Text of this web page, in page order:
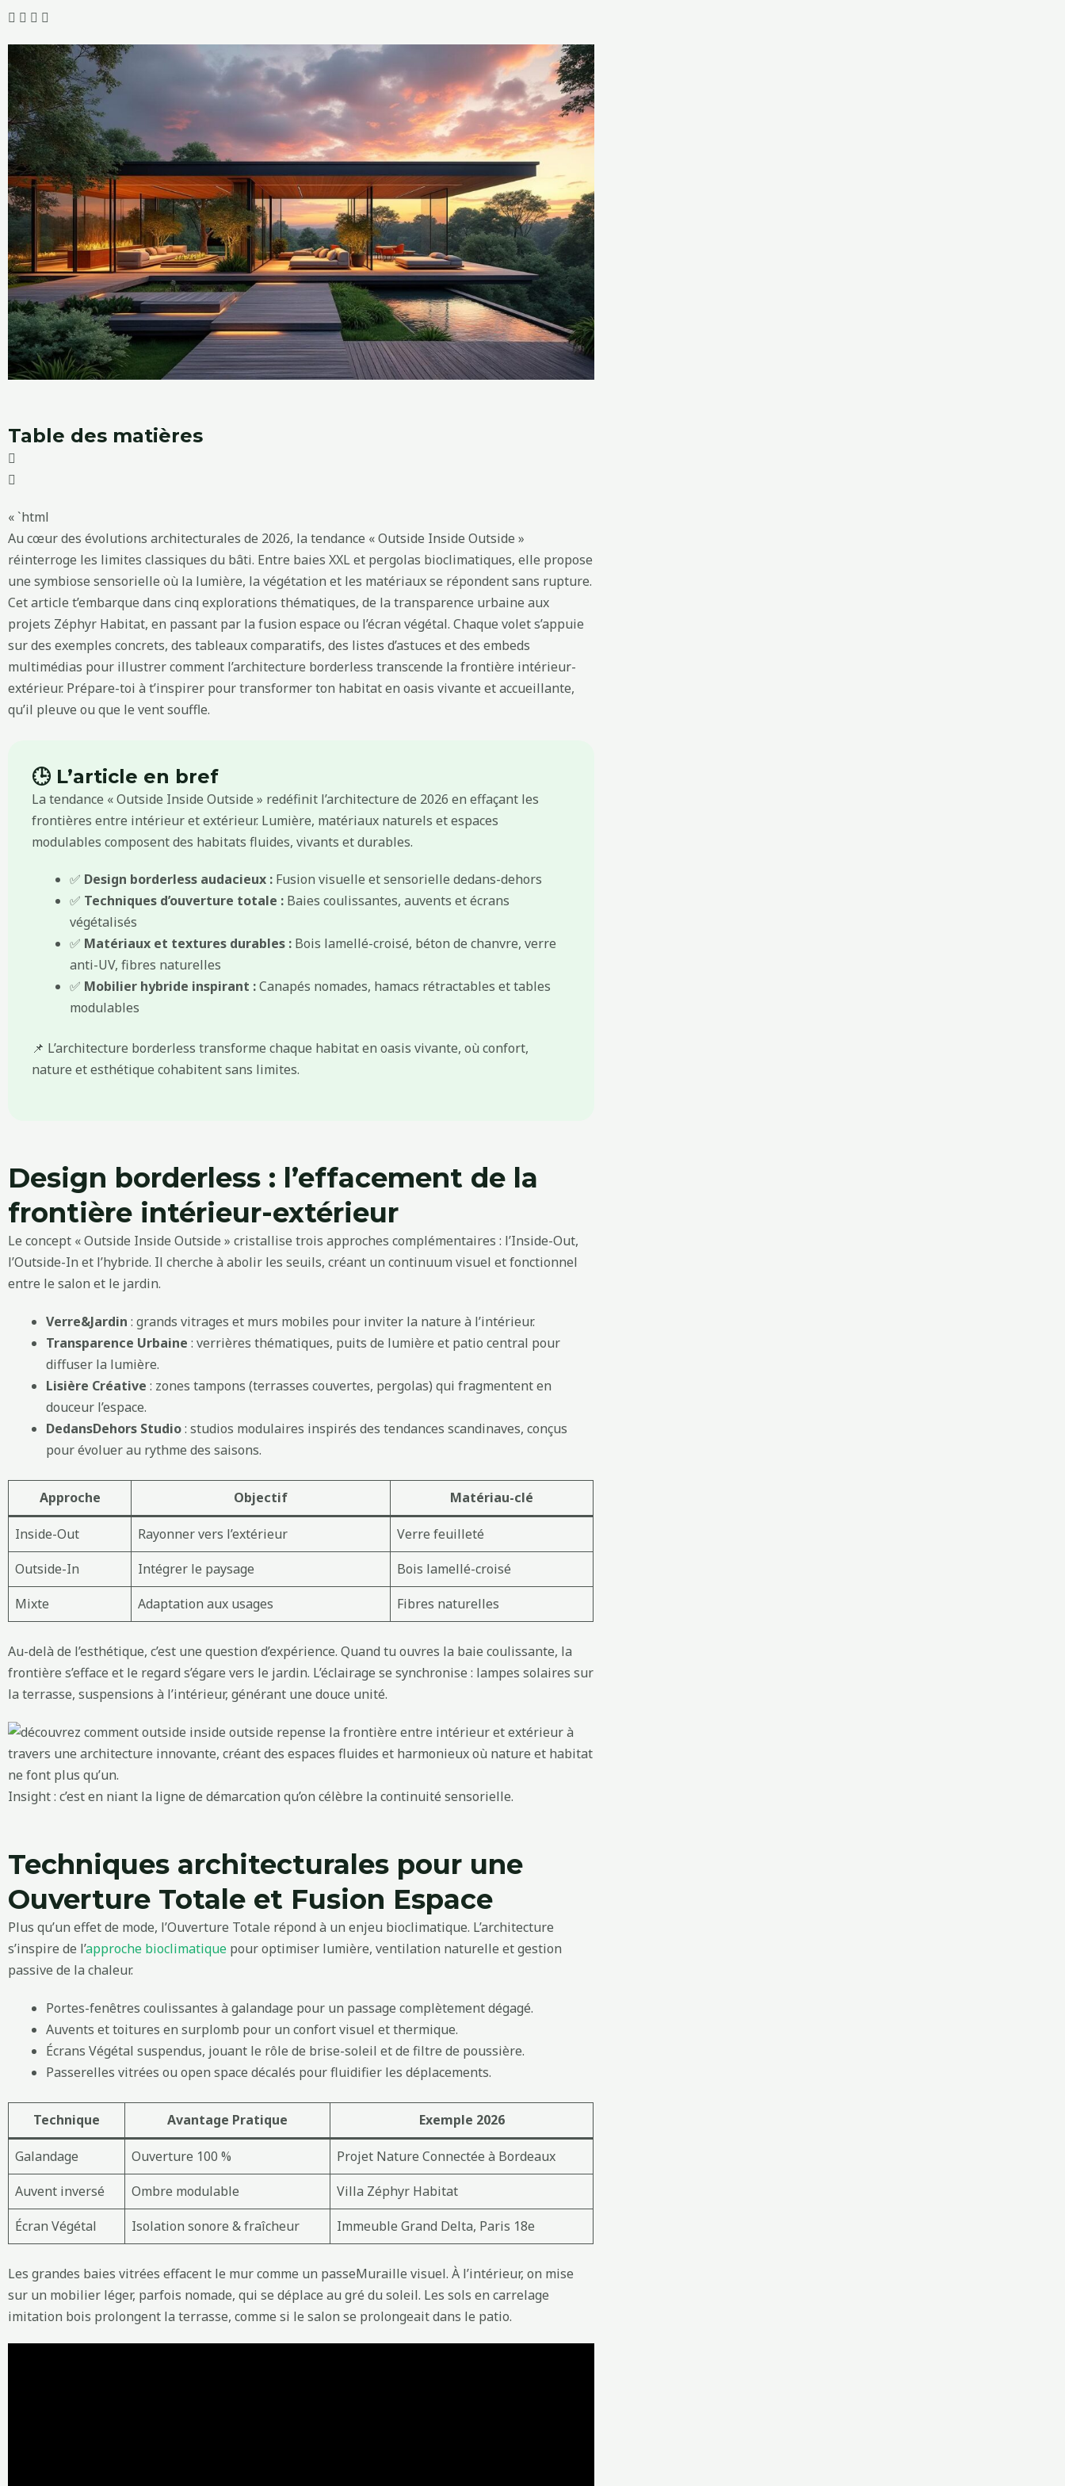
Table des matières
« `html
Au cœur des évolutions architecturales de 2026, la tendance « Outside Inside Outside »
réinterroge les limites classiques du bâti. Entre baies XXL et pergolas bioclimatiques, elle propose
une symbiose sensorielle où la lumière, la végétation et les matériaux se répondent sans rupture.
Cet article t’embarque dans cinq explorations thématiques, de la transparence urbaine aux
projets Zéphyr Habitat, en passant par la fusion espace ou l’écran végétal. Chaque volet s’appuie
sur des exemples concrets, des tableaux comparatifs, des listes d’astuces et des embeds
multimédias pour illustrer comment l’architecture borderless transcende la frontière intérieur-
extérieur. Prépare-toi à t’inspirer pour transformer ton habitat en oasis vivante et accueillante,
qu’il pleuve ou que le vent souffle.
🕒 L’article en bref
La tendance « Outside Inside Outside » redéfinit l’architecture de 2026 en effaçant les
frontières entre intérieur et extérieur. Lumière, matériaux naturels et espaces
modulables composent des habitats fluides, vivants et durables.
✅ Design borderless audacieux : Fusion visuelle et sensorielle dedans-dehors
✅ Techniques d’ouverture totale : Baies coulissantes, auvents et écrans
végétalisés
✅ Matériaux et textures durables : Bois lamellé-croisé, béton de chanvre, verre
anti-UV, fibres naturelles
✅ Mobilier hybride inspirant :Canapés nomades, hamacs rétractables et tables
modulables
📌 L’architecture borderless transforme chaque habitat en oasis vivante, où confort,
nature et esthétique cohabitent sans limites.
Design borderless : l’effacement de la
frontière intérieur-extérieur
Le concept « Outside Inside Outside » cristallise trois approches complémentaires : l’Inside-Out,
l’Outside-In et l’hybride. Il cherche à abolir les seuils, créant un continuum visuel et fonctionnel
entre le salon et le jardin.
Verre&Jardin : grands vitrages et murs mobiles pour inviter la nature à l’intérieur.
Transparence Urbaine : verrières thématiques, puits de lumière et patio central pour
diffuser la lumière.
Lisière Créative : zones tampons (terrasses couvertes, pergolas) qui fragmentent en
douceur l’espace.
DedansDehors Studio: studios modulaires inspirés des tendances scandinaves, conçus
pour évoluer au rythme des saisons.
Approche Objectif Matériau-clé
Inside-Out Rayonner vers l’extérieur
Verre feuilleté
Outside-In
Intégrer le paysage
Bois lamellé-croisé
Mixte
Adaptation aux usages Fibres naturelles
Au-delà de l’esthétique, c’est une question d’expérience. Quand tu ouvres la baie coulissante, la
frontière s’efface et le regard s’égare vers le jardin. L’éclairage se synchronise : lampes solaires sur
la terrasse, suspensions à l’intérieur, générant une douce unité.
Insight : c’est en niant la ligne de démarcation qu’on célèbre la continuité sensorielle.
Techniques architecturales pour une
Ouverture Totale et Fusion Espace
Plus qu’un effet de mode, l’Ouverture Totale répond à un enjeu bioclimatique. L’architecture
s’inspire de l’approche bioclimatique pour optimiser lumière, ventilation naturelle et gestion
passive de la chaleur.
Portes-fenêtres coulissantes à galandage pour un passage complètement dégagé.
Auvents et toitures en surplomb pour un confort visuel et thermique.
Écrans Végétal suspendus, jouant le rôle de brise-soleil et de filtre de poussière.
Passerelles vitrées ou open space décalés pour fluidifier les déplacements.
Technique Avantage Pratique Exemple 2026
Galandage Ouverture 100 %
Projet Nature Connectée à Bordeaux
Auvent inversé
Ombre modulable
Villa Zéphyr Habitat
Écran Végétal
Isolation sonore & fraîcheur Immeuble Grand Delta, Paris 18e
Les grandes baies vitrées effacent le mur comme un passeMuraille visuel. À l’intérieur, on mise
sur un mobilier léger, parfois nomade, qui se déplace au gré du soleil. Les sols en carrelage
imitation bois prolongent la terrasse, comme si le salon se prolongeait dans le patio.